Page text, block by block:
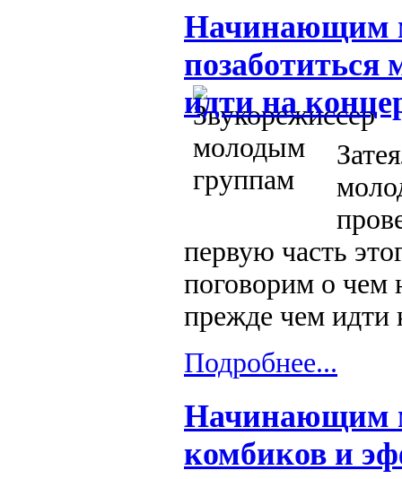
Начинающим
позаботиться
идти на
первую часть
поговорим о чем
прежде чем идти
Подробнее...
Начинающим
комбиков и